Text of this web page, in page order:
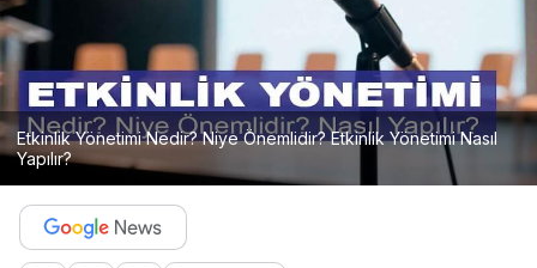
Etkinlik Yönetimi Nedir? Niye Önemlidir? Etkinlik Yönetimi Nasıl
Yapılır?